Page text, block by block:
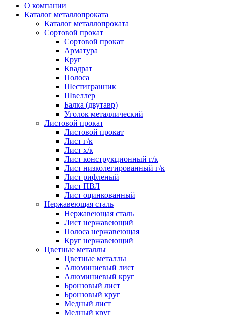
О компании
Каталог металлопроката
Каталог металлопроката
Сортовой прокат
Сортовой прокат
Арматура
Круг
Квадрат
Полоса
Шестигранник
Швеллер
Балка (двутавр)
Уголок металлический
Листовой прокат
Листовой прокат
Лист г/к
Лист х/к
Лист конструкционный г/к
Лист низколегированный г/к
Лист рифленый
Лист ПВЛ
Лист оцинкованный
Нержавеющая сталь
Нержавеющая сталь
Лист нержавеющий
Полоса нержавеющая
Круг нержавеющий
Цветные металлы
Цветные металлы
Алюминиевый лист
Алюминиевый круг
Бронзовый лист
Бронзовый круг
Медный лист
Медный круг